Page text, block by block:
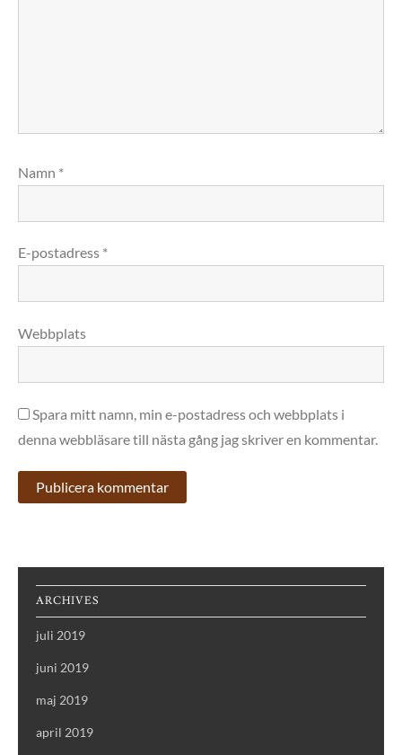
Namn *
E-postadress *
Webbplats
Spara mitt namn, min e-postadress och webbplats i
denna webbläsare till nästa gång jag skriver en kommentar.
ARCHIVES
juli 2019
juni 2019
maj 2019
april 2019